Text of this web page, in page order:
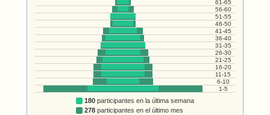
61-65
56-60
51-55
46-50
41-45
36-40
31-35
26-30
21-25
16-20
11-15
6-10
1-5
180 participantes en la última semana
278 participantes en el último mes